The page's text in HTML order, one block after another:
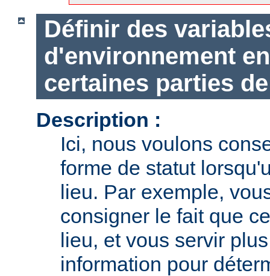
Définir des
d'environnement
certaines parties
Description :
Ici, nous voulons
forme de statut
lieu. Par exemple,
consigner le fait que
lieu, et vous servir
information pour